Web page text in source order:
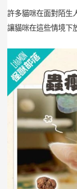
許多貓咪在面對陌生
讓貓咪在這些情境下